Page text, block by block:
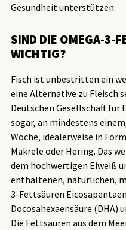
Gesundheit unterstützen.
SIND DIE OMEGA-3-
WICHTIG?
Fisch ist unbestritten ein
eine Alternative zu Fleisch
Deutschen Gesellschaft für
sogar, an mindestens
Woche, idealerweise in
Makrele oder Hering. Das
dem hochwertigen Eiweiß
enthaltenen, natürlichen,
3-Fettsäuren
Docosahexaensäure (DHA)
Die Fettsäuren aus dem